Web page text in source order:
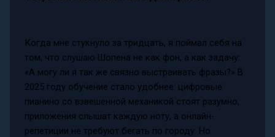
Когда мне стукнуло за тридцать, я поймал себя на
том, что слушаю Шопена не как фон, а как задачу:
«А могу ли я так же связно выстраивать фразы?» В
2025 году обучение стало удобнее: цифровые
пианино со взвешенной механикой стоят разумно,
приложения слышат каждую ноту, а онлайн-
репетиции не требуют бегать по городу. Но